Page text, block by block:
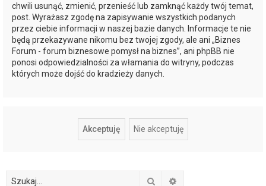
chwili usunąć, zmienić, przenieść lub zamknąć każdy twój temat,
post. Wyrażasz zgodę na zapisywanie wszystkich podanych
przez ciebie informacji w naszej bazie danych. Informacje te nie
będą przekazywane nikomu bez twojej zgody, ale ani „Biznes
Forum - forum biznesowe pomysł na biznes”, ani phpBB nie
ponosi odpowiedzialności za włamania do witryny, podczas
których może dojść do kradzieży danych.
Szukaj